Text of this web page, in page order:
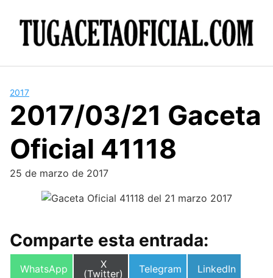
2017
2017/03/21 Gaceta
Oficial 41118
25 de marzo de 2017
Comparte esta entrada:
Compartir
WhatsApp
Compartir
en
X
(Twitter)
Compartir
Telegram
Compartir
LinkedIn